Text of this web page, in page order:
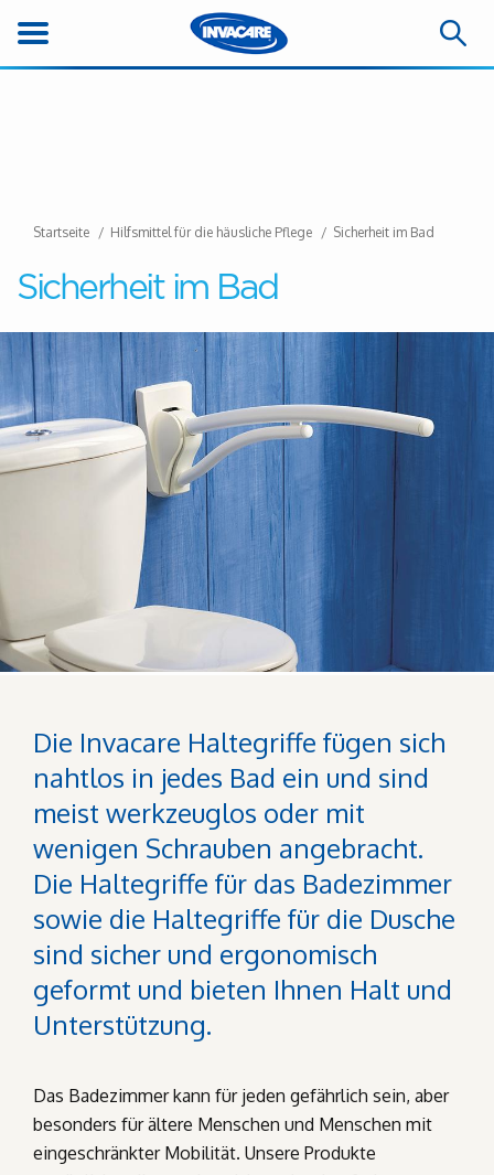
Startseite Hilfsmittel für die häusliche Pflege Sicherheit im Bad
Sicherheit im Bad
Die Invacare Haltegriffe fügen sich
nahtlos in jedes Bad ein und sind
meist werkzeuglos oder mit
wenigen Schrauben angebracht.
Die Haltegriffe für das Badezimmer
sowie die Haltegriffe für die Dusche
sind sicher und ergonomisch
geformt und bieten Ihnen Halt und
Unterstützung.
Das Badezimmer kann für jeden gefährlich sein, aber
besonders für ältere Menschen und Menschen mit
eingeschränkter Mobilität. Unsere Produkte